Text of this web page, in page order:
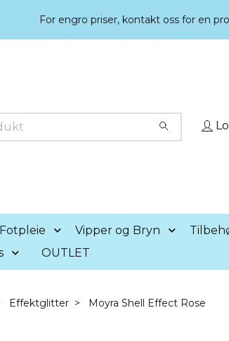
For engro priser, kontakt oss for en
Fotpleie Vipper og Bryn
OUTLET
Effektglitter Moyra Shell Effect Rose